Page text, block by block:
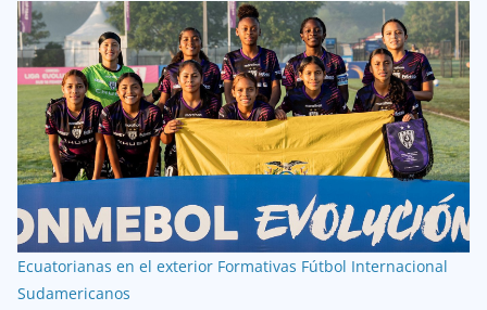
Ecuatorianas en el exterior Formativas Fútbol Internacional
Sudamericanos